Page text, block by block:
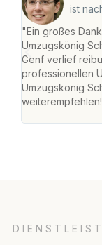
ist
"Ein großes
Umzugskönig
Genf verlief
professionellen
Umzugskönig